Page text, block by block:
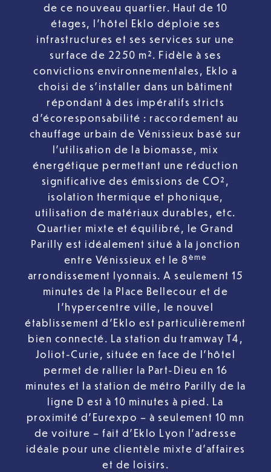
de ce nouveau quartier. Haut de 10
étages, l’hôtel Eklo déploie ses
infrastructures et ses services sur une
surface de 2250 m². Fidèle à ses
convictions environnementales, Eklo a
choisi de s’installer dans un bâtiment
répondant à des impératifs stricts
d’écoresponsabilité : raccordement au
chauffage urbain de Vénissieux basé sur
l’utilisation de la biomasse, mix
énergétique permettant une réduction
significative des émissions de CO²,
isolation thermique et phonique,
utilisation de matériaux durables, etc.
Quartier mixte et équilibré, le Grand
Parilly est idéalement situé à la jonction
entre Vénissieux et le 8ème
arrondissement lyonnais. A seulement 15
minutes de la Place Bellecour et de
l’hypercentre ville, le nouvel
établissement d’Eklo est particulièrement
bien connecté. La station du tramway T4,
Joliot-Curie, située en face de l’hôtel
permet de rallier la Part-Dieu en 16
minutes et la station de métro Parilly de la
ligne D est à 10 minutes à pied. La
proximité d’Eurexpo – à seulement 10 mn
de voiture – fait d’Eklo Lyon l’adresse
idéale pour une clientèle mixte d’affaires
et de loisirs.